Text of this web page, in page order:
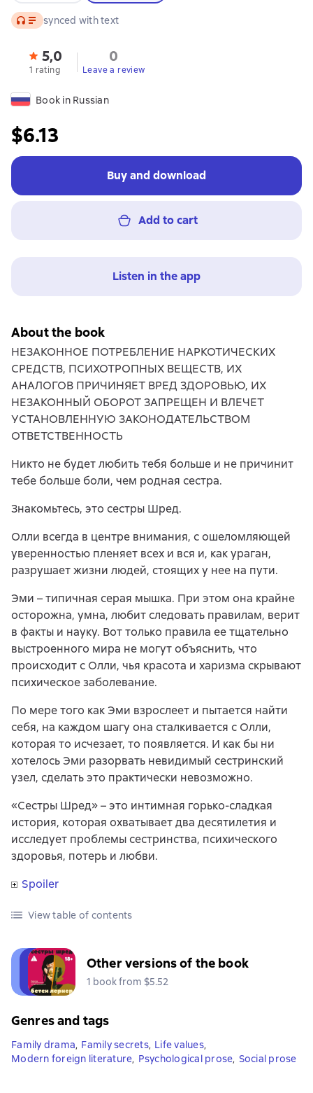
Audio synced with text
5,0
1 rating
0
Leave a review
Book in Russian
$6.13
Buy and download
Add to cart
Listen in the app
About the book
НЕЗАКОННОЕ ПОТРЕБЛЕНИЕ НАРКОТИЧЕСКИХ
СРЕДСТВ, ПСИХОТРОПНЫХ ВЕЩЕСТВ, ИХ
АНАЛОГОВ ПРИЧИНЯЕТ ВРЕД ЗДОРОВЬЮ, ИХ
НЕЗАКОННЫЙ ОБОРОТ ЗАПРЕЩЕН И ВЛЕЧЕТ
УСТАНОВЛЕННУЮ ЗАКОНОДАТЕЛЬСТВОМ
ОТВЕТСТВЕННОСТЬ
Никто не будет любить тебя больше и не причинит
тебе больше боли, чем родная сестра.
Знакомьтесь, это сестры Шред.
Олли всегда в центре внимания, с ошеломляющей
уверенностью пленяет всех и вся и, как ураган,
разрушает жизни людей, стоящих у нее на пути.
Эми – типичная серая мышка. При этом она крайне
осторожна, умна, любит следовать правилам, верит
в факты и науку. Вот только правила ее тщательно
выстроенного мира не могут объяснить, что
происходит с Олли, чья красота и харизма скрывают
психическое заболевание.
По мере того как Эми взрослеет и пытается найти
себя, на каждом шагу она сталкивается с Олли,
которая то исчезает, то появляется. И как бы ни
хотелось Эми разорвать невидимый сестринский
узел, сделать это практически невозможно.
«Сестры Шред» – это интимная горько-сладкая
история, которая охватывает два десятилетия и
исследует проблемы сестринства, психического
здоровья, потерь и любви.
Spoiler
View table of contents
Other versions of the book
1 book from $5.52
Genres and tags
Family drama, Family secrets, Life values,
Modern foreign literature, Psychological prose, Social prose